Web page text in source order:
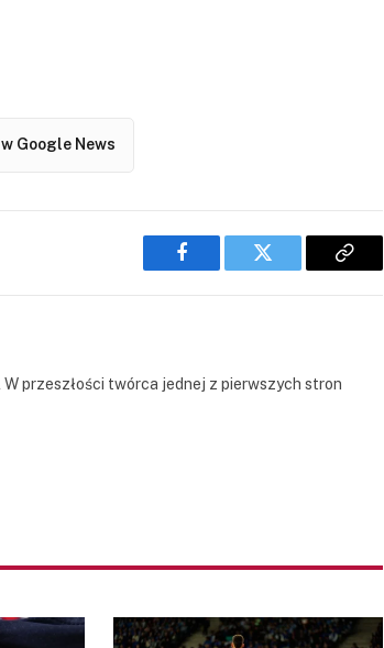
Google News
Facebook Twitter
Copy
przeszłości twórca jednej z pierwszych stron